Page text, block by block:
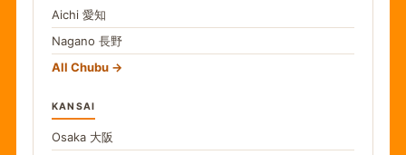
Aichi 愛知
Nagano 長野
All Chubu
KANSAI
Osaka 大阪